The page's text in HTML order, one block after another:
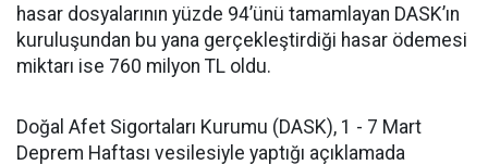
hasar dosyalarının yüzde 94’ünü tamamlayan DASK’ın
kuruluşundan bu yana gerçekleştirdiği hasar ödemesi
miktarı ise 760 milyon TL oldu.
Doğal Afet Sigortaları Kurumu (DASK), 1 - 7 Mart
Deprem Haftası vesilesiyle yaptığı açıklamada